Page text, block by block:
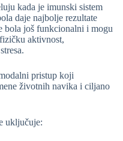
kada je imunski sistem
daje najbolje rezultate
bola još funkcionalni i mogu
aktivnost,
pristup koji
životnih navika i ciljano
uključuje: